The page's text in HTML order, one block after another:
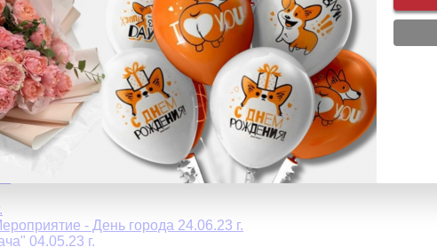
искусству Art Planet 29.10.2023 г.
г.
сортов 16.10.2023 г.
клуб Зенит) 26.09.2023 г.
09.2023 г.
- День города 24.06.23 г.
04.05.23 г.